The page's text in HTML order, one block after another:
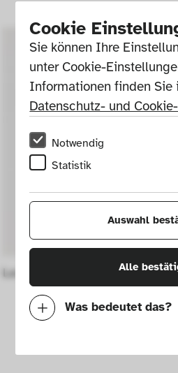
Cookie
Sie können Ihre
unter Cookie-
Datenschutz- und
Notwendig
Statistik
Auswahl
Alle
Was bedeutet das?
Mit diesen Cookies
La petite robe noire" perfume